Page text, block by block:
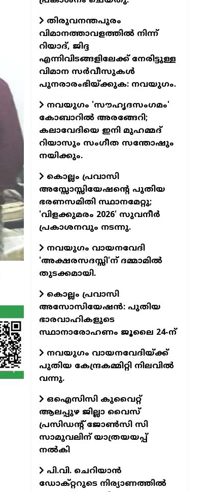
തിരുവനന്തപുരം
വിമാനത്താവളത്തില്‍ നിന്ന്
റിയാദ്, ജിദ്ദ
എന്നിവിടങ്ങളിലേക്ക് നേരിട്ടുള്ള
വിമാന സര്‍വീസുകള്‍
പുനരാരംഭിയ്ക്കുക: നവയുഗം.
നവയുഗം 'സൗഹൃദസംഗമം'
കോബാറില്‍ അരങ്ങേറി;
കലാവേദിയെ ഇനി മുഹമ്മദ്
റിയാസും സംഗീത സന്തോഷും
നയിക്കും.
കൊല്ലം പ്രവാസി
അസ്സോസ്സിയേഷന്റെ പുതിയ
ഭരണസമിതി സ്ഥാനമേറ്റു;
'വിളക്കുമരം 2026' സുവനീര്‍
പ്രകാശനവും നടന്നു.
നവയുഗം വായനവേദി
'അക്ഷരസദസ്സി'ന് ദമ്മാമില്‍
തുടക്കമായി.
കൊല്ലം പ്രവാസി
അസോസിയേഷന്‍: പുതിയ
ഭാരവാഹികളുടെ
സ്ഥാനാരോഹണം ജൂലൈ 24-ന്
നവയുഗം വായനവേദിയ്ക്ക്
പുതിയ കേന്ദ്രകമ്മിറ്റി നിലവില്‍
വന്നു.
ഒഐസിസി കുവൈറ്റ്
ആലപ്പുഴ ജില്ലാ വൈസ്
പ്രസിഡന്റ് ജോണ്‍സി സി
സാമുവലിന് യാത്രയയപ്പ്
നല്‍കി
പി.വി. ചെറിയാന്‍
ഡോക്റ്ററുടെ നിര്യാണത്തില്‍